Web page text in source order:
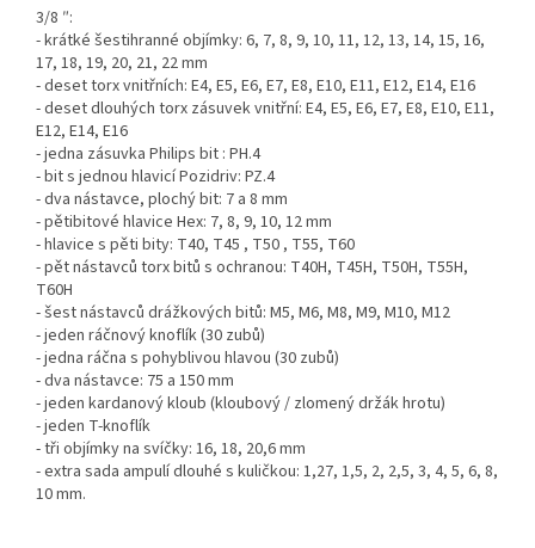
3/8 ″:
- krátké šestihranné objímky: 6, 7, 8, 9, 10, 11, 12, 13, 14, 15, 16,
17, 18, 19, 20, 21, 22 mm
- deset torx vnitřních: E4, E5, E6, E7, E8, E10, E11, E12, E14, E16
- deset dlouhých torx zásuvek vnitřní: E4, E5, E6, E7, E8, E10, E11,
E12, E14, E16
- jedna zásuvka Philips bit : PH.4
- bit s jednou hlavicí Pozidriv: PZ.4
- dva nástavce, plochý bit: 7 a 8 mm
- pětibitové hlavice Hex: 7, 8, 9, 10, 12 mm
- hlavice s pěti bity: T40, T45 , T50 , T55, T60
- pět nástavců torx bitů s ochranou: T40H, T45H, T50H, T55H,
T60H
- šest nástavců drážkových bitů: M5, M6, M8, M9, M10, M12
- jeden ráčnový knoflík (30 zubů)
- jedna ráčna s pohyblivou hlavou (30 zubů)
- dva nástavce: 75 a 150 mm
- jeden kardanový kloub (kloubový / zlomený držák hrotu)
- jeden T-knoflík
- tři objímky na svíčky: 16, 18, 20,6 mm
- extra sada ampulí dlouhé s kuličkou: 1,27, 1,5, 2, 2,5, 3, 4, 5, 6, 8,
10 mm.